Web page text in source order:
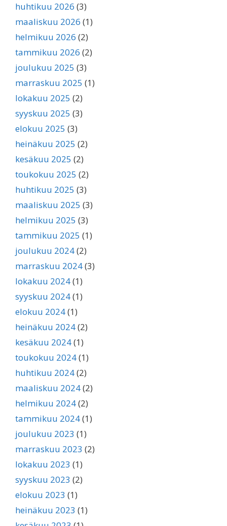
huhtikuu 2026 (3)
maaliskuu 2026 (1)
helmikuu 2026 (2)
tammikuu 2026 (2)
joulukuu 2025 (3)
marraskuu 2025 (1)
lokakuu 2025 (2)
syyskuu 2025 (3)
elokuu 2025 (3)
heinäkuu 2025 (2)
kesäkuu 2025 (2)
toukokuu 2025 (2)
huhtikuu 2025 (3)
maaliskuu 2025 (3)
helmikuu 2025 (3)
tammikuu 2025 (1)
joulukuu 2024(2)
marraskuu 2024(3)
lokakuu 2024(1)
syyskuu 2024(1)
elokuu 2024(1)
heinäkuu 2024(2)
kesäkuu 2024(1)
toukokuu 2024(1)
huhtikuu 2024(2)
maaliskuu 2024(2)
helmikuu 2024(2)
tammikuu 2024(1)
joulukuu 2023 (1)
marraskuu 2023 (2)
lokakuu 2023 (1)
syyskuu 2023 (2)
elokuu 2023 (1)
heinäkuu 2023 (1)